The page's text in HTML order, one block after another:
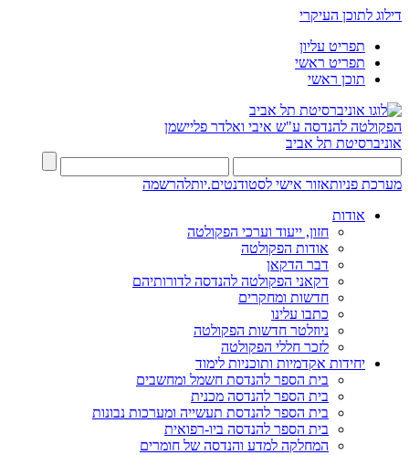
דילוג לתוכן העיקרי
תפריט עליון
תפריט ראשי
תוכן ראשי
הפקולטה להנדסה ע"ש איבי ואלדר פליישמן
אוניברסיטת תל אביב
מערכת פניותאזור אישי לסטודנטים.יותלהרשמה
אודות
חזון, ייעוד וערכי הפקולטה
אודות הפקולטה
דבר הדקאן
דקאני הפקולטה להנדסה לדורותיהם
חדשות ומחקרים
כתבו עלינו
ניוזלטר חדשות הפקולטה
לזכר חללי הפקולטה
יחידות אקדמיות ותוכניות לימוד
בית הספר להנדסת חשמל ומחשבים
בית הספר להנדסה מכנית
בית הספר להנדסת תעשייה ומערכות נבונות
בית הספר להנדסה ביו-רפואית
המחלקה למדע והנדסה של חומרים